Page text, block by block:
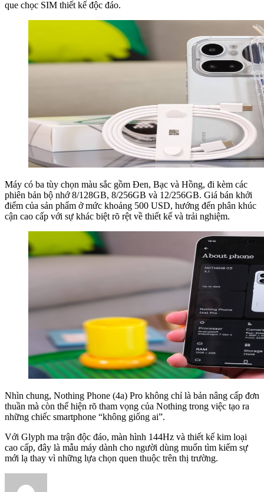
que chọc SIM thiết kế độc đáo.
Máy có ba tùy chọn màu sắc gồm Đen, Bạc và Hồng, đi kèm các
phiên bản bộ nhớ 8/128GB, 8/256GB và 12/256GB. Giá bán khởi
điểm của sản phẩm ở mức khoảng 500 USD, hướng đến phân khúc
cận cao cấp với sự khác biệt rõ rệt về thiết kế và trải nghiệm.
Nhìn chung, Nothing Phone (4a) Pro không chỉ là bản nâng cấp đơn
thuần mà còn thể hiện rõ tham vọng của Nothing trong việc tạo ra
những chiếc smartphone “không giống ai”.
Với Glyph ma trận độc đáo, màn hình 144Hz và thiết kế kim loại
cao cấp, đây là mẫu máy dành cho người dùng muốn tìm kiếm sự
mới lạ thay vì những lựa chọn quen thuộc trên thị trường.